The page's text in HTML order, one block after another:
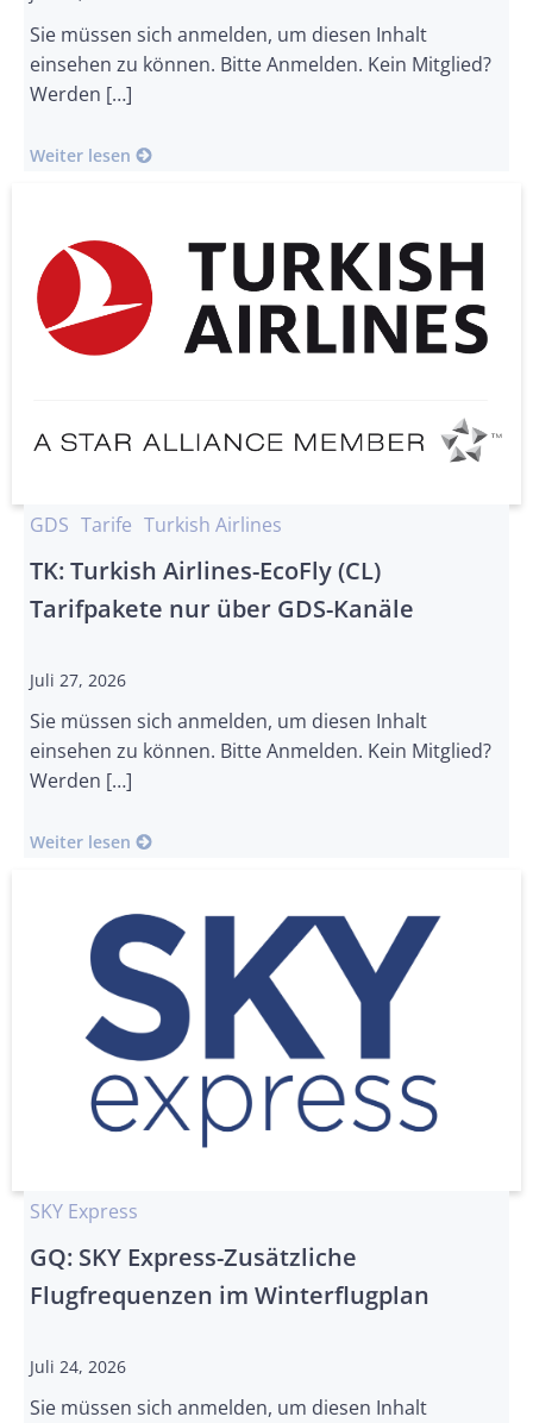
Sie müssen sich anmelden, um diesen Inhalt
einsehen zu können. Bitte Anmelden. Kein Mitglied?
Werden […]
Weiter lesen
GDS Tarife Turkish Airlines
TK: Turkish Airlines-EcoFly (CL)
Tarifpakete nur über GDS-Kanäle
Juli 27, 2026
Sie müssen sich anmelden, um diesen Inhalt
einsehen zu können. Bitte Anmelden. Kein Mitglied?
Werden […]
Weiter lesen
SKY Express
GQ: SKY Express-Zusätzliche
Flugfrequenzen im Winterflugplan
Juli 24, 2026
Sie müssen sich anmelden, um diesen Inhalt